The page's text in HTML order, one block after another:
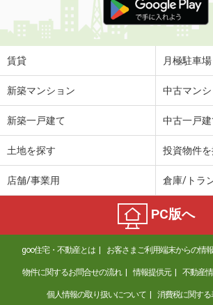
賃貸 月極駐車場
新築マンション 中古マン
新築一戸建て 中古一戸建
土地を探す 投資物件
店舗/事業用 倉庫/トラ
PC版へ
goo住宅・不動産とは お客さまご利用端末からの情
物件に関するお問合せの流れ 情報提供元 不動産
個人情報の取り扱いについて 消費税に関す